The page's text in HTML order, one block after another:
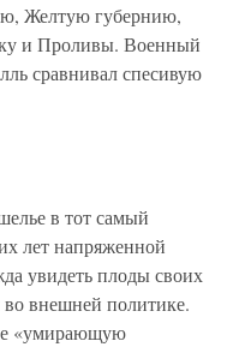
Желтую губернию,
и Проливы. Военный
сравнивал спесивую
в тот самый
лет напряженной
увидеть плоды своих
внешней политике.
«умирающую